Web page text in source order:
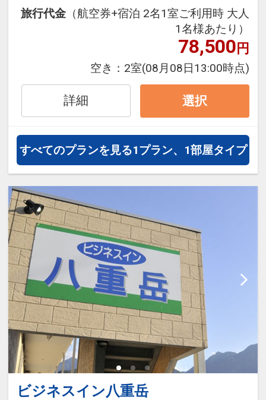
ら、一都市滞在はもちろん周遊旅行
にも最適！
旅行期間中の1泊だけの宿泊や延
泊・飛び泊なども自由自在です。
フライトは、安心のJAL（または
JALグループ）確約！フライトマイ
ル50%貯まります。
オプションでレンタカーや現地交
通・体験プランなどの追加（同時予
約）が可能なプランもございます。
【お宿の特徴】
素泊まりのリーズナブルなお宿とな
ります。
宮之浦バス停から徒歩1分の利便性
の良いエリアにあります。
周りに飲食店が多数あり、お食事に
は困りません。
スーパーマーケットまで徒歩13分で
す。
キッチン、洗濯機を無料でご利用頂
けます。
乾燥機はありませんが、コインラン
ドリーまで徒歩5分です。
旅行代金 （航空券+宿泊 2名1室ご利用時 大人
1名様あたり）
78,500円
空き： 2室(08月08日13:00時点)
詳細 選択
すべてのプランを見る1プラン、1部屋タイプ
ビジネスイン八重岳